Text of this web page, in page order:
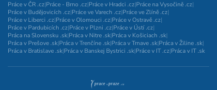
Práce v ČR .cz|Práce - Brno .cz|Práce v Hradci .cz|Práce na Vysočině .cz|
Práce v Budějovicích .cz|Práce ve Varech .cz|Práce ve Zlíně .cz|
Práce v Liberci .cz|Práce v Olomouci .cz|Práce v Ostravě .cz|
Práce v Pardubicích .cz|Práce v Plzni .cz|Práce v Ústí .cz|
Práca na Slovensku .sk|Práca v Nitre .sk|Práca v Košiciach .sk|
Práca v Prešove .sk|Práca v Trenčíne .sk|Práca v Trnave .sk|Práca v Žiline .sk|
Práca v Bratislave .sk|Práca v Banskej Bystrici .sk|Práce v IT .cz|Práca v IT .sk